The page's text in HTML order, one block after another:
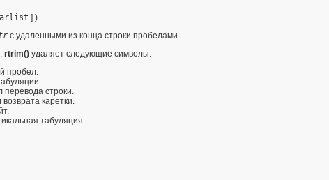
] )
с удаленными из конца строки пробелами.
rtrim() удаляет следующие символы:
пробел.
перевода строки.
возврата каретки.
табуляция.